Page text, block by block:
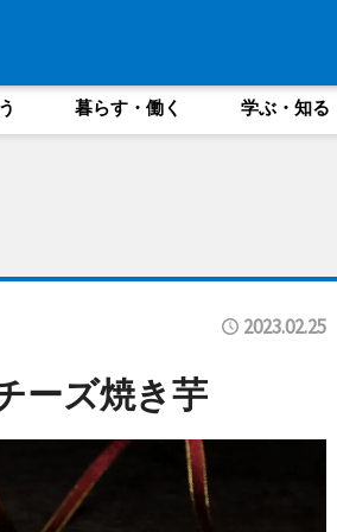
暮らす・働く 学ぶ・知る
2023.02.25
ーズ焼き芋